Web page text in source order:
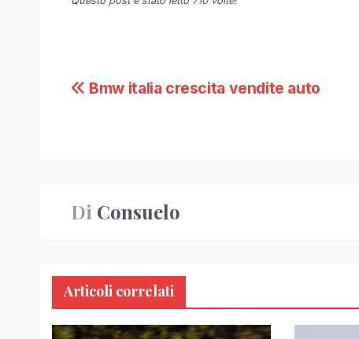
Navigazione
Bmw italia crescita vendite auto
Di Consuelo
Articoli correlati